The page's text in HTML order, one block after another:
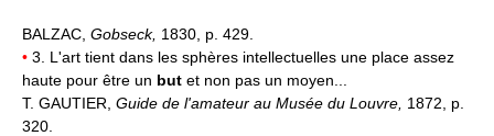
BALZAC, Gobseck, 1830, p. 429.
• 3. L'art tient dans les sphères intellectuelles une place assez
haute pour être un but et non pas un moyen...
T. GAUTIER, Guide de l'amateur au Musée du Louvre, 1872, p.
320.